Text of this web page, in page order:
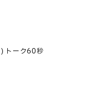
) トーク60秒